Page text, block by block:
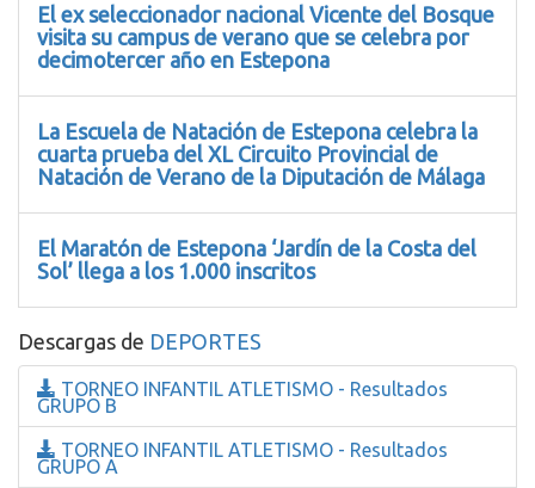
El ex seleccionador nacional Vicente del Bosque
visita su campus de verano que se celebra por
decimotercer año en Estepona
La Escuela de Natación de Estepona celebra la
cuarta prueba del XL Circuito Provincial de
Natación de Verano de la Diputación de Málaga
El Maratón de Estepona ‘Jardín de la Costa del
Sol’ llega a los 1.000 inscritos
Descargas de DEPORTES
TORNEO INFANTIL ATLETISMO - Resultados
GRUPO B
TORNEO INFANTIL ATLETISMO - Resultados
GRUPO A